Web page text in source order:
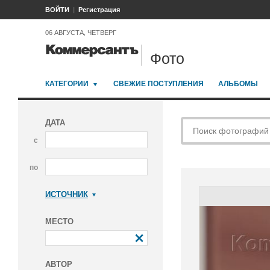
ВОЙТИ Регистрация
06 АВГУСТА, ЧЕТВЕРГ
Фото
КАТЕГОРИИ СВЕЖИЕ ПОСТУПЛЕНИЯ АЛЬБОМЫ
ДАТА
с
по
ИСТОЧНИК
МЕСТО
АВТОР